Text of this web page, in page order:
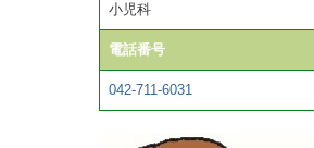
小児科
電話番号
042-711-6031